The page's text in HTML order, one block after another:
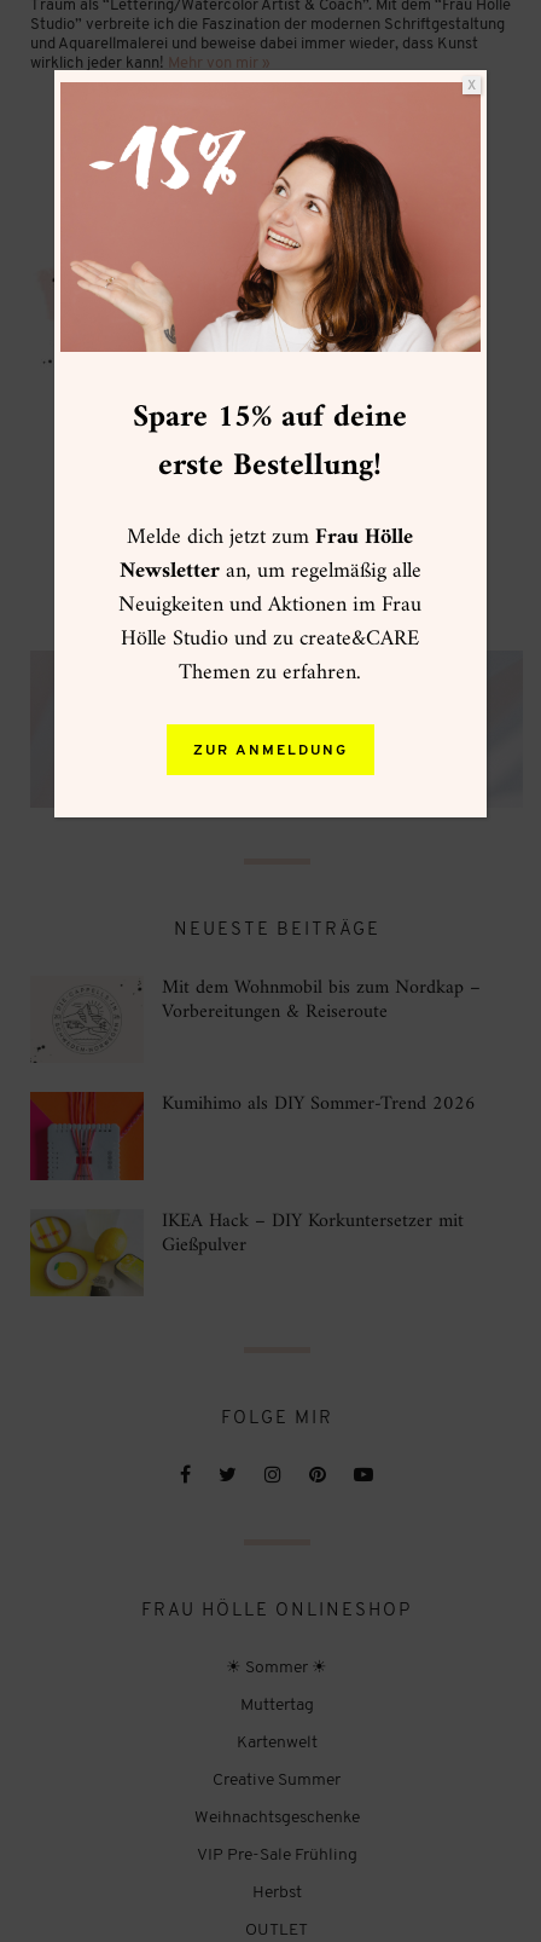
Traum als “Lettering/Watercolor Artist & Coach”. Mit dem “Frau Hölle
Studio” verbreite ich die Faszination der modernen Schriftgestaltung
und Aquarellmalerei und beweise dabei immer wieder, dass Kunst
wirklich jeder kann! Mehr von mir »
ACADEMY ONLINEKURSE
VIP CLUB
NEUESTE BEITRÄGE
Mit dem Wohnmobil bis zum Nordkap –
Vorbereitungen & Reiseroute
Kumihimo als DIY Sommer-Trend 2026
IKEA Hack – DIY Korkuntersetzer mit
Gießpulver
FOLGE MIR
FRAU HÖLLE ONLINESHOP
☀ Sommer ☀
Muttertag
Kartenwelt
Creative Summer
Weihnachtsgeschenke
VIP Pre-Sale Frühling
Herbst
OUTLET
Spare 15% auf deine
erste Bestellung!
Melde dich jetzt zumFrau Hölle
Newsletteran, um regelmäßig alle
Neuigkeiten und Aktionen im Frau
Hölle Studio und zu create&CARE
Themen zu erfahren.
ZUR ANMELDUNG
X